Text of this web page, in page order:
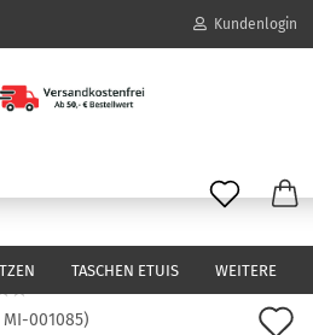
Kundenlogin
TASCHEN ETUIS WEITERE
MI-001085)